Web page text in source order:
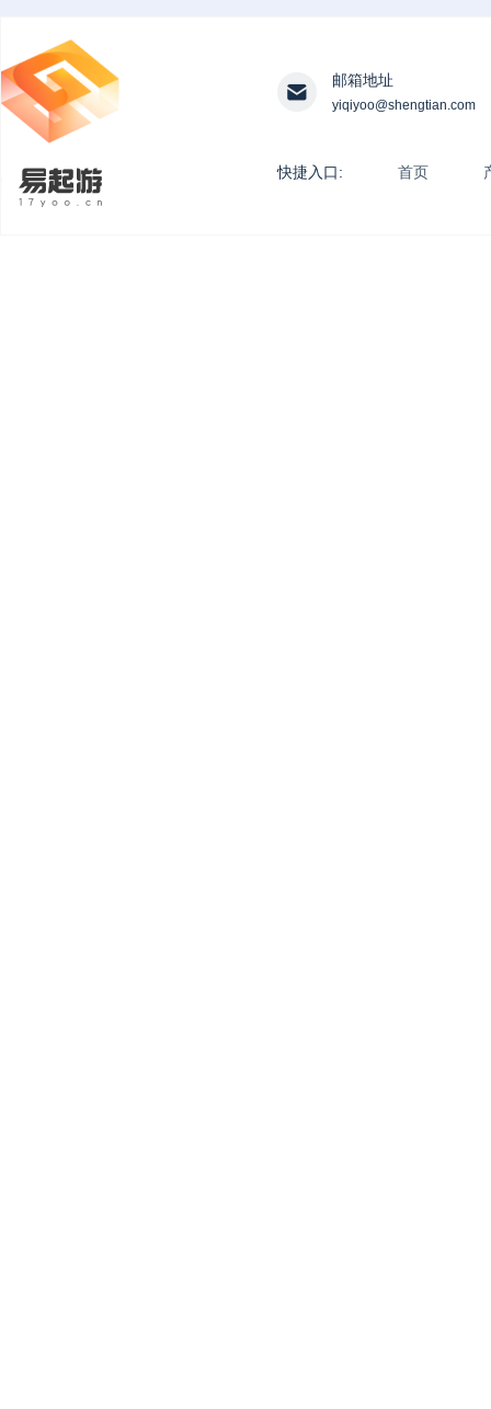
邮箱地址
yiqiyoo@shengtian.com
快捷入口: 首页